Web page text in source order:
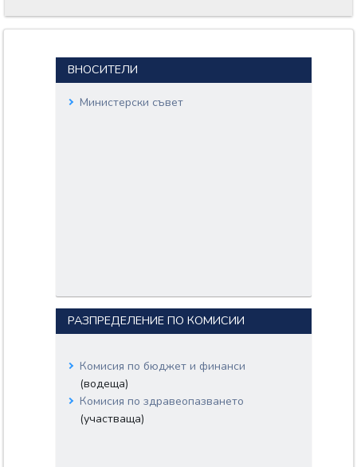
ВНОСИТЕЛИ
Министерски съвет
РАЗПРЕДЕЛЕНИЕ ПО КОМИСИИ
Комисия по бюджет и финанси
(водеща)
Комисия по здравеопазването
(участваща)